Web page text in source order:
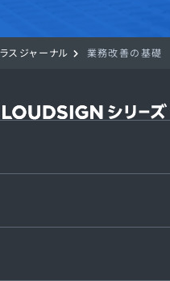
スジャーナル 業務改善の基礎